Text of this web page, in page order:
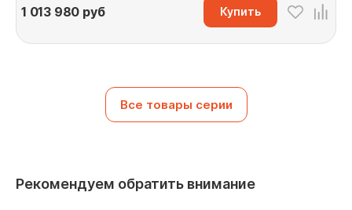
1 013 980 руб Купить
Все товары серии
Рекомендуем обратить внимание